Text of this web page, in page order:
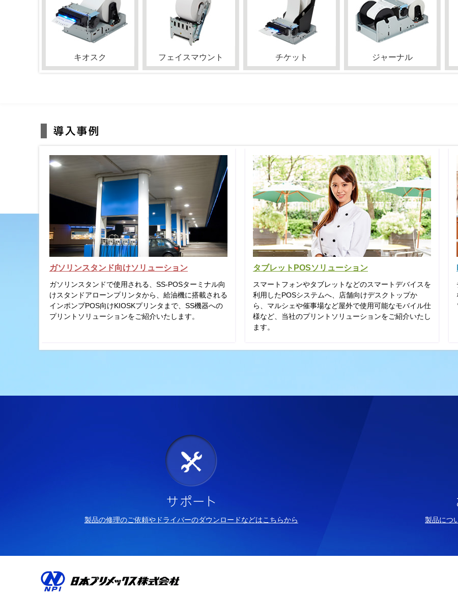
キオスク フェイスマウント チケット ジャーナル
ガソリンスタンド向けソリューション
ガソリンスタンドで使用される、SS-POSターミナル向
けスタンドアローンプリンタから、給油機に搭載される
インポンプPOS向けKIOSKプリンタまで、SS機器への
プリントソリューションをご紹介いたします。
タブレットPOSソリューション
スマートフォンやタブレットなどのスマートデバイスを
利用したPOSシステムへ、店舗向けデスクトップか
ら、マルシェや催事場など屋外で使用可能なモバイル仕
様など、当社のプリントソリューションをご紹介いたし
ます。
製品の修理のご依頼やドライバーのダウンロードなどはこちらから 製品につ